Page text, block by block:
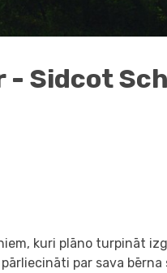
- Sidcot
kuri plāno turpināt
par sava bērna